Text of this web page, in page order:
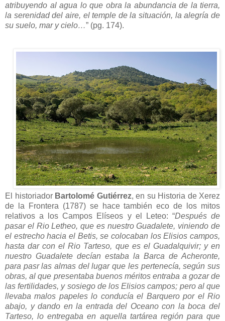
atribuyendo al agua lo que obra la abundancia de la tierra,
la serenidad del aire, el temple de la situación, la alegría de
su suelo, mar y cielo…” (pg. 174).
El historiador Bartolomé Gutiérrez, en su Historia de Xerez
de la Frontera (1787) se hace también eco de los mitos
relativos a los Campos Elíseos y el Leteo: “Después de
pasar el Rio Letheo, que es nuestro Guadalete, viniendo de
el estrecho hacia el Betis, se colocaban los Elisios campos,
hasta dar con el Rio Tarteso, que es el Guadalquivir; y en
nuestro Guadalete decían estaba la Barca de Acheronte,
para pasr las almas del lugar que les pertenecía, según sus
obras, al que presentaba buenos méritos entraba a gozar de
las fertilidades, y sosiego de los Elisios campos; pero al que
llevaba malos papeles lo conducía el Barquero por el Rio
abajo, y dando en la entrada del Oceano con la boca del
Tarteso, lo entregaba en aquella tartárea región para que